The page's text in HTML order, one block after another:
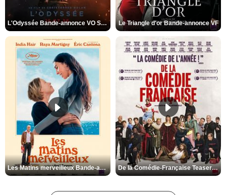
L'Odyssée Bande-annonce VO STFR Le Triangle d'or Bande-annonce VF
Les Matins merveilleux Bande-annonce VF De la Comédie-Française Teaser VF